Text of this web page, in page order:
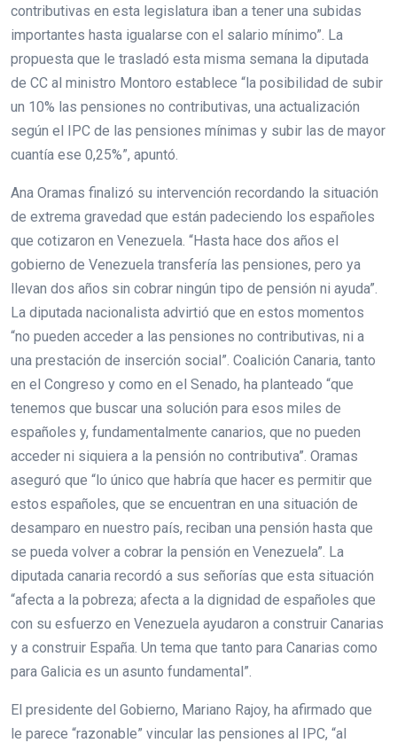
contributivas en esta legislatura iban a tener una subidas
importantes hasta igualarse con el salario mínimo”. La
propuesta que le trasladó esta misma semana la diputada
de CC al ministro Montoro establece “la posibilidad de subir
un 10% las pensiones no contributivas, una actualización
según el IPC de las pensiones mínimas y subir las de mayor
cuantía ese 0,25%”, apuntó.
Ana Oramas finalizó su intervención recordando la situación
de extrema gravedad que están padeciendo los españoles
que cotizaron en Venezuela. “Hasta hace dos años el
gobierno de Venezuela transfería las pensiones, pero ya
llevan dos años sin cobrar ningún tipo de pensión ni ayuda”.
La diputada nacionalista advirtió que en estos momentos
“no pueden acceder a las pensiones no contributivas, ni a
una prestación de inserción social”. Coalición Canaria, tanto
en el Congreso y como en el Senado, ha planteado “que
tenemos que buscar una solución para esos miles de
españoles y, fundamentalmente canarios, que no pueden
acceder ni siquiera a la pensión no contributiva”. Oramas
aseguró que “lo único que habría que hacer es permitir que
estos españoles, que se encuentran en una situación de
desamparo en nuestro país, reciban una pensión hasta que
se pueda volver a cobrar la pensión en Venezuela”. La
diputada canaria recordó a sus señorías que esta situación
“afecta a la pobreza; afecta a la dignidad de españoles que
con su esfuerzo en Venezuela ayudaron a construir Canarias
y a construir España. Un tema que tanto para Canarias como
para Galicia es un asunto fundamental”.
El presidente del Gobierno, Mariano Rajoy, ha afirmado que
le parece “razonable” vincular las pensiones al IPC, “al